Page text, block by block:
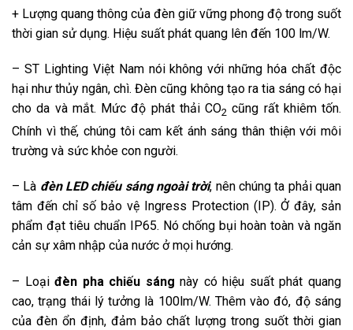
+ Lượng quang thông của đèn giữ vững phong độ trong suốt
thời gian sử dụng. Hiệu suất phát quang lên đến 100 lm/W.
– ST Lighting Việt Nam nói không với những hóa chất độc
hại như thủy ngân, chì. Đèn cũng không tạo ra tia sáng có hại
cho da và mắt. Mức độ phát thải CO2 cũng rất khiêm tốn.
Chính vì thế, chúng tôi cam kết ánh sáng thân thiện với môi
trường và sức khỏe con người.
– Là đèn LED chiếu sángngoàitrời, nên chúng ta phải quan
tâm đến chỉ số bảo vệ Ingress Protection (IP). Ở đây, sản
phẩm đạt tiêu chuẩn IP65. Nó chống bụi hoàn toàn và ngăn
cản sự xâm nhập của nước ở mọi hướng.
– Loạiđèn pha chiếu sáng này có hiệu suất phát quang
cao, trạng thái lý tưởng là 100lm/W. Thêm vào đó, độ sáng
của đèn ổn định, đảm bảo chất lượng trong suốt thời gian